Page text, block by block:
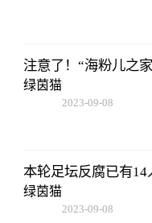
注意了！“海粉儿之
绿茵猫
2023-09-08
本轮足坛反腐已有14
绿茵猫
2023-09-08